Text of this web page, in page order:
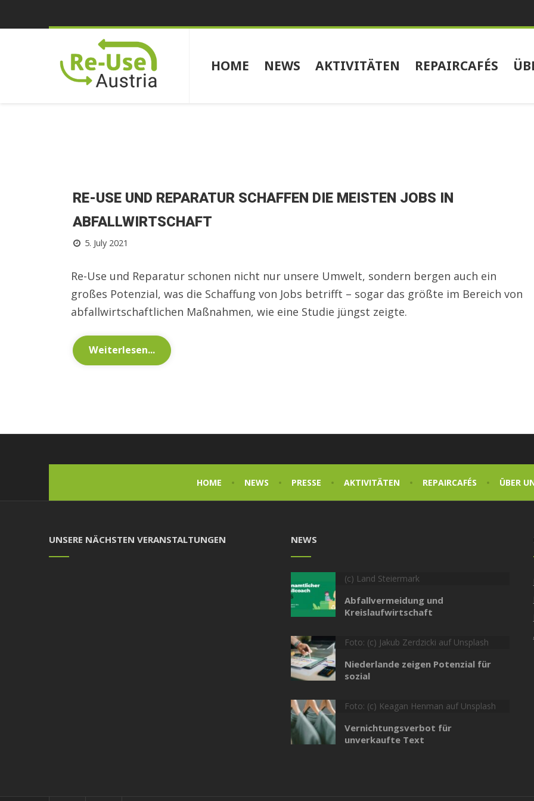
HOME NEWS AKTIVITÄTEN REPAIRCAFÉS
RE-USE UND REPARATUR SCHAFFEN DIE MEISTEN JOBS IN
ABFALLWIRTSCHAFT
5. July 2021
Re-Use und Reparatur schonen nicht nur unsere Umwelt, sondern bergen auch ein
großes Potenzial, was die Schaffung von Jobs betrifft – sogar das größte im Bereich von
abfallwirtschaftlichen Maßnahmen, wie eine Studie jüngst zeigte.
Weiterlesen...
HOME NEWS PRESSE AKTIVITÄTEN REPAIRCAFÉS ÜBER
UNSERE NÄCHSTEN VERANSTALTUNGEN NEWS
(c) Land Steiermark
Abfallvermeidung und
Kreislaufwirtschaft
Foto: (c) Jakub Zerdzicki auf Unsplash
Niederlande zeigen Potenzial für
sozial
Foto: (c) Keagan Henman auf Unsplash
Vernichtungsverbot für
unverkaufte Text